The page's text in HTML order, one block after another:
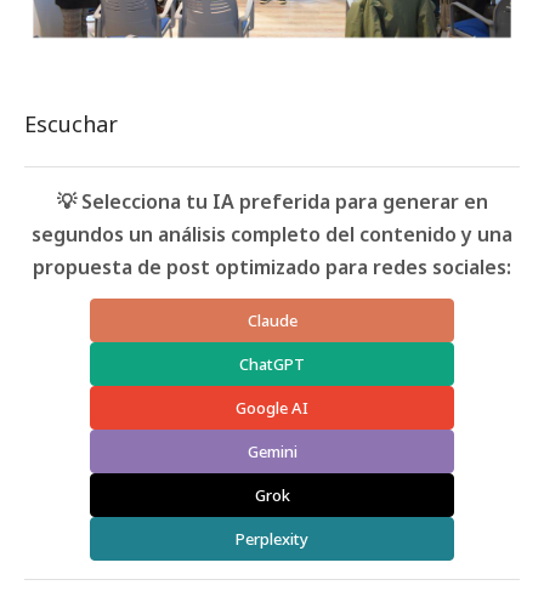
Escuchar
💡 Selecciona tu IA preferida para generar en
segundos un análisis completo del contenido y una
propuesta de post optimizado para redes sociales:
Claude
ChatGPT
Google AI
Gemini
Grok
Perplexity